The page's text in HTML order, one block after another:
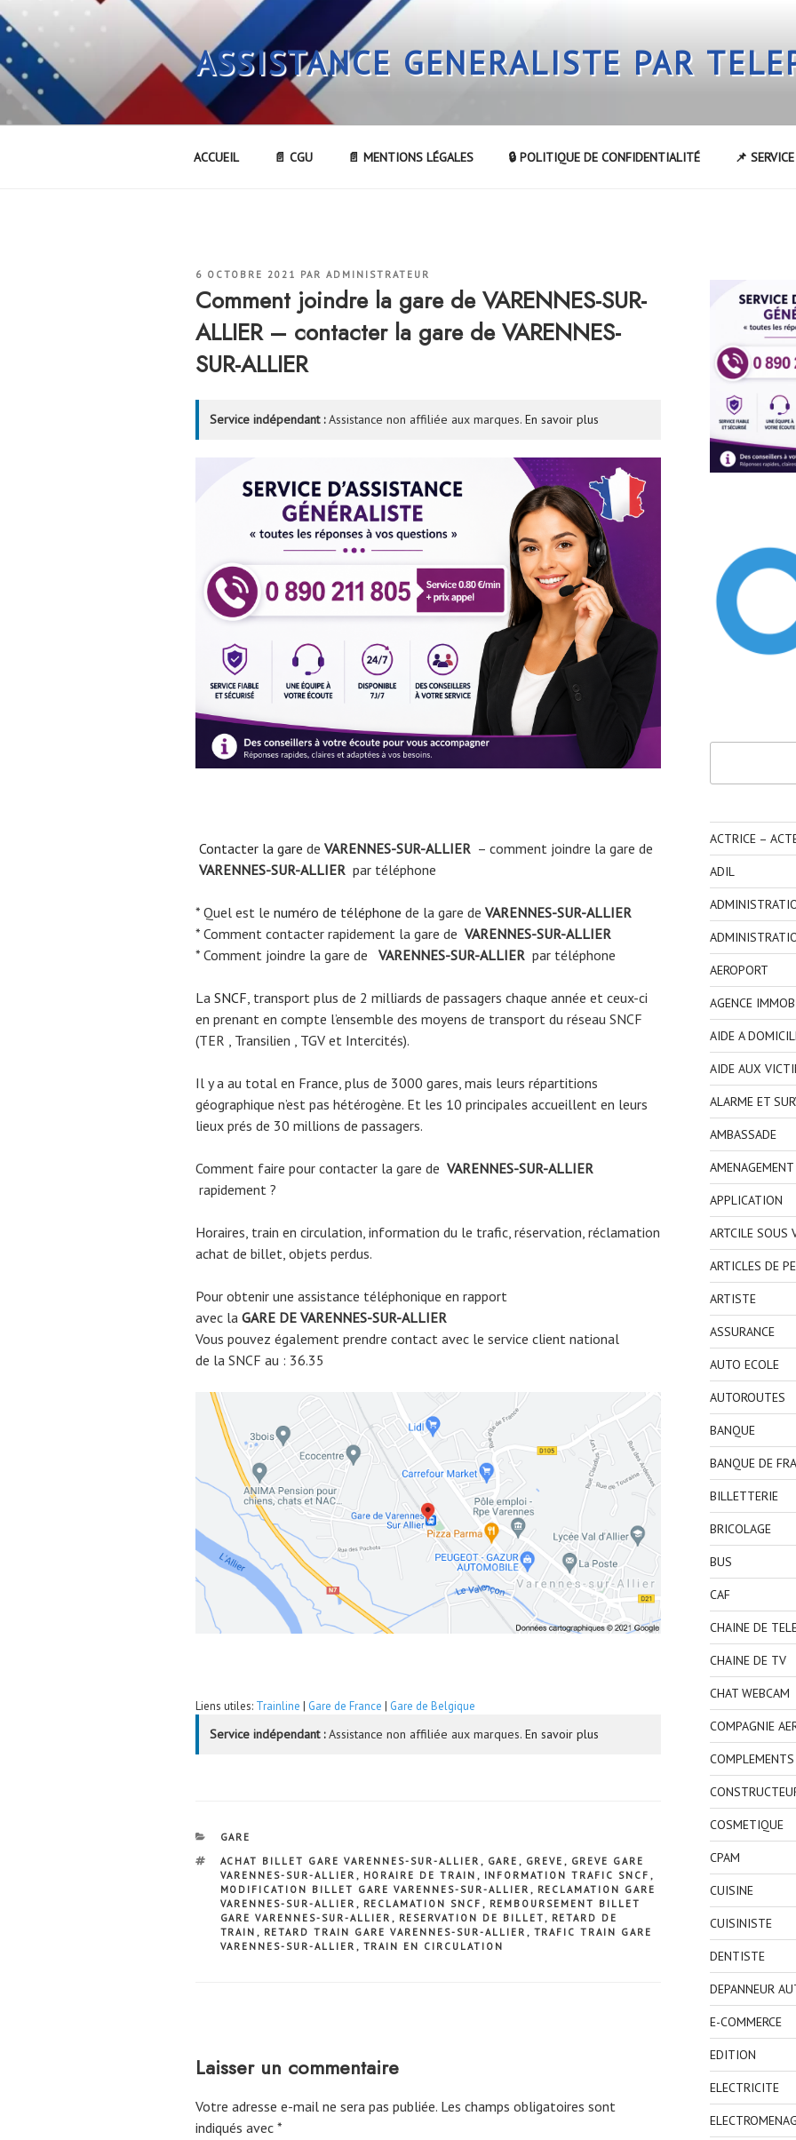
Aller
au
contenu
principal
ASSISTANCE GENERALISTE PAR
ACCUEIL 📄 CGU 📄 MENTIONS LÉGALES 🔒 POLITIQUE DE CONFIDENTIALITÉ 📌
PUBLIÉ
6 OCTOBRE 2021 PAR ADMINISTRATEUR
Comment joindre la gare de VARENNES-SUR-
ALLIER – contacter la gare de VARENNES-
SUR-ALLIER
Service indépendant :Assistance non affiliée aux marques. En savoir plus
Contacter la gare de VARENNES-SUR-ALLIER – comment joindre la gare de
VARENNES-SUR-ALLIER par téléphone
* Quel est le numéro de téléphone de la gare de VARENNES-SUR-ALLIER
* Comment contacter rapidement la gare de VARENNES-SUR-ALLIER
* Comment joindre la gare de
VARENNES-SUR-ALLIER par téléphone
La SNCF , transport plus de 2 milliards de passagers chaque année et ceux-ci
en prenant en compte l’ensemble des moyens de transport du réseau SNCF
(TER , Transilien , TGV et Intercités).
Il y a au total en France, plus de 3000 gares, mais leurs répartitions
géographique n’est pas hétérogène. Et les 10 principales accueillent en leurs
lieux prés de 30 millions de passagers.
Comment faire pour contacter la gare de VARENNES-SUR-ALLIER
rapidement ?
Horaires, train en circulation, information du le trafic, réservation, réclamation
achat de billet, objets perdus.
Pour obtenir une assistance téléphonique en rapport
avec la GARE DE VARENNES-SUR-ALLIER
Vous pouvez également prendre contact avec le service client national
de la SNCF au : 36.35
Liens utiles: Trainline | Gare de France | Gare de Belgique
Service indépendant :Assistance non affiliée aux marques. En savoir plus
CATÉGORIES
GARE
ÉTIQUETTES
ACHAT BILLET GARE VARENNES-SUR-ALLIER , GARE , GREVE , GREVE GARE
VARENNES-SUR-ALLIER , HORAIRE DE TRAIN , INFORMATION TRAFIC SNCF ,
MODIFICATION BILLET GARE VARENNES-SUR-ALLIER , RECLAMATION GARE
VARENNES-SUR-ALLIER , RECLAMATION SNCF , REMBOURSEMENT BILLET
GARE VARENNES-SUR-ALLIER , RESERVATION DE BILLET, RETARD DE
TRAIN , RETARD TRAIN GARE VARENNES-SUR-ALLIER , TRAFIC TRAIN GARE
VARENNES-SUR-ALLIER , TRAIN EN CIRCULATION
Laisser un commentaire
Votre adresse e-mail ne sera pas publiée. Les champs obligatoires sont
indiqués avec *
ACTRICE –
ADIL
AEROPORT
AGENCE
AIDE A
AIDE AUX
ALARME ET
AMBASSADE
APPLICATION
ARTCILE SOUS
ARTICLES DE
ARTISTE
ASSURANCE
AUTO ECOLE
AUTOROUTES
BANQUE
BANQUE DE
BILLETTERIE
BRICOLAGE
BUS
CAF
CHAINE DE
CHAINE DE TV
CHAT WEBCAM
COMPAGNIE
COSMETIQUE
CPAM
CUISINE
CUISINISTE
DENTISTE
DEPANNEUR
E-COMMERCE
EDITION
ELECTRICITE